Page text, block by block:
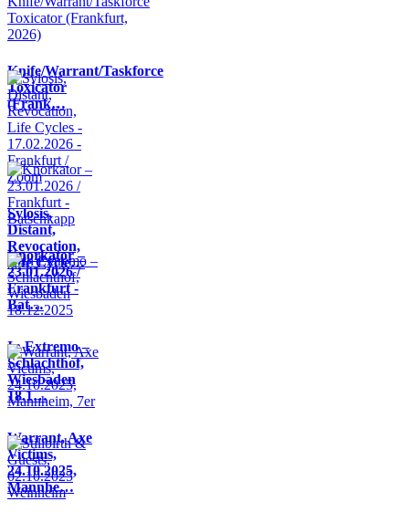
Knife/Warrant/Taskforce
Toxicator
(Frank…
Sylosis,
Distant,
Revocation,
Life Cycle…
Knorkator –
23.01.2026 /
Frankfurt -
Bat…
In Extremo –
Schlachthof,
Wiesbaden
18.1…
Warrant, Axe
Victims,
24.10.2025,
Mannhe…